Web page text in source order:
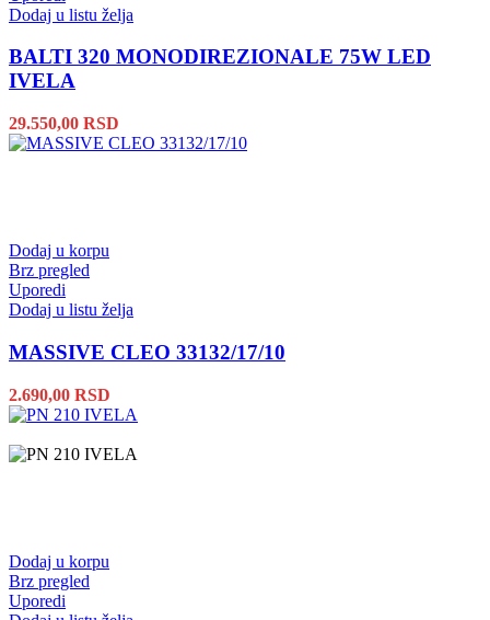
Dodaj u listu želja
BALTI 320 MONODIREZIONALE 75W LED
IVELA
29.550,00 RSD
Dodaj u korpu
Brz pregled
Uporedi
Dodaj u listu želja
MASSIVE CLEO 33132/17/10
2.690,00 RSD
Dodaj u korpu
Brz pregled
Uporedi